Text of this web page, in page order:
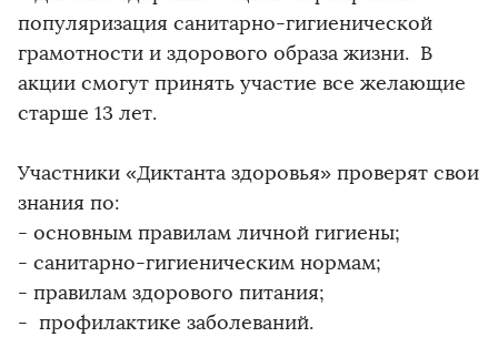
популяризация санитарно-гигиенической
грамотности и здорового образа жизни. В
акции смогут принять участие все желающие
старше 13 лет.
Участники «Диктанта здоровья» проверят свои
знания по:
- основным правилам личной гигиены;
- санитарно-гигиеническим нормам;
- правилам здорового питания;
- профилактике заболеваний.